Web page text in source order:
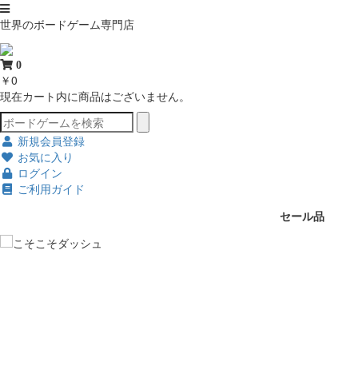
世界のボードゲーム専門店
0
￥0
現在カート内に商品はございません。
新規会員登録
お気に入り
ログイン
ご利用ガイド
セール品